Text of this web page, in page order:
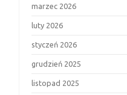
marzec 2026
luty 2026
styczeń 2026
grudzień 2025
listopad 2025